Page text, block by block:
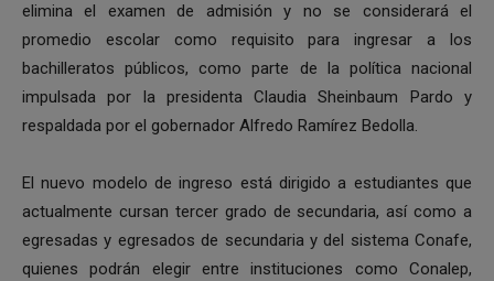
elimina el examen de admisión y no se considerará el
promedio escolar como requisito para ingresar a los
bachilleratos públicos, como parte de la política nacional
impulsada por la presidenta Claudia Sheinbaum Pardo y
respaldada por el gobernador Alfredo Ramírez Bedolla.
El nuevo modelo de ingreso está dirigido a estudiantes que
actualmente cursan tercer grado de secundaria, así como a
egresadas y egresados de secundaria y del sistema Conafe,
quienes podrán elegir entre instituciones como Conalep,